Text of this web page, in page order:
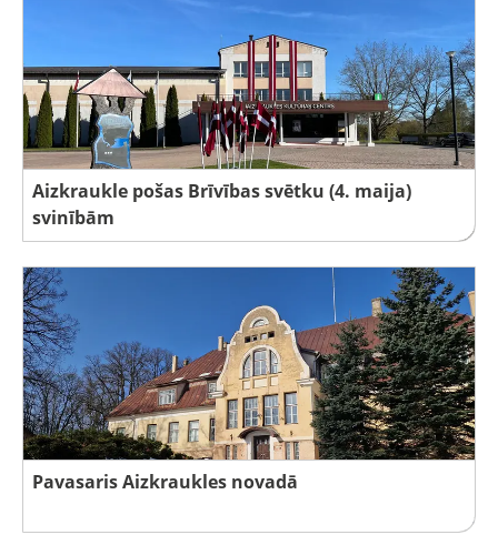
Aizkraukle pošas Brīvības svētku (4. maija)
svinībām
Pavasaris Aizkraukles novadā